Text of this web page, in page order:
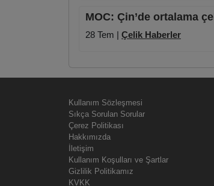
MOC: Çin’de ortalama
28 Tem | Çelik Haberler
Kullanım Sözleşmesi
Sıkça Sorulan Sorular
Çerez Politikası
Hakkımızda
İletişim
Kullanım Koşulları ve Şartlar
Gizlilik Politikamız
KVKK